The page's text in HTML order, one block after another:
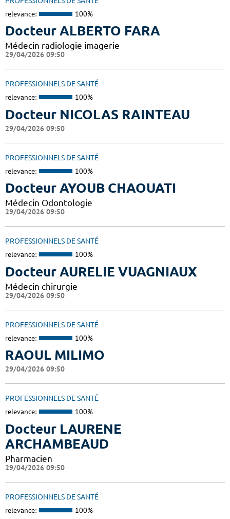
relevance: 100%
Docteur ALBERTO FARA
Médecin radiologie imagerie
29/04/2026 09:50
PROFESSIONNELS DE SANTÉ
relevance: 100%
Docteur NICOLAS RAINTEAU
29/04/2026 09:50
PROFESSIONNELS DE SANTÉ
relevance: 100%
Docteur AYOUB CHAOUATI
Médecin Odontologie
29/04/2026 09:50
PROFESSIONNELS DE SANTÉ
relevance: 100%
Docteur AURELIE VUAGNIAUX
Médecin chirurgie
29/04/2026 09:50
PROFESSIONNELS DE SANTÉ
relevance: 100%
RAOUL MILIMO
29/04/2026 09:50
PROFESSIONNELS DE SANTÉ
relevance: 100%
Docteur LAURENE
ARCHAMBEAUD
Pharmacien
29/04/2026 09:50
PROFESSIONNELS DE SANTÉ
relevance: 100%